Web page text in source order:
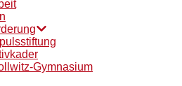
Gymnasium